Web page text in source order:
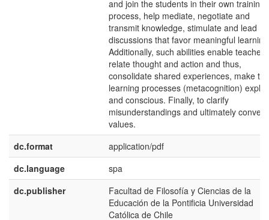
and join the students in their own training
process, help mediate, negotiate and
transmit knowledge, stimulate and lead
discussions that favor meaningful
Additionally, such abilities enable
relate thought and action and thus,
consolidate shared experiences, make the
learning processes (metacognition)
and conscious. Finally, to clarify
misunderstandings and ultimately convey
values.
dc.format
application/pdf
dc.language
spa
dc.publisher
Facultad de Filosofía y Ciencias de la
Educación de la Pontificia Universidad
Católica de Chile